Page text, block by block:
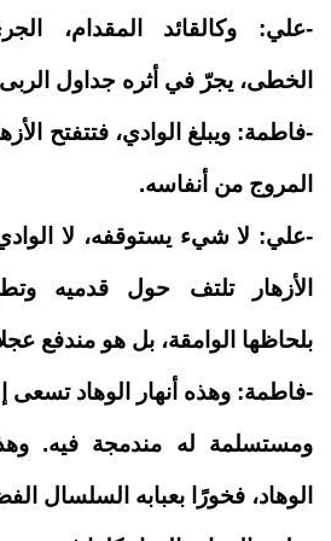
-علي: وكالقائد المقدام،
الخطى، يجرّ في أثره جداول الربى
-فاطمة: ويبلغ الوادي، فتتفتح
المروج من أنفاسه.
-علي: لا شيء يستوقفه، لا
الأزهار تلتف حول قدميه
بلحاظها الوامقة، بل هو مندفع
-فاطمة: وهذه أنهار الوهاد تسعى
ومستسلمة له مندمجة فيه.
الوهاد، فخورًا بعبابه السلسال